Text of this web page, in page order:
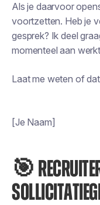
Als je daarvoor
voortzetten. Heb je
gesprek? Ik deel
momenteel aan
Laat me weten of
[Je Naam]
🎯